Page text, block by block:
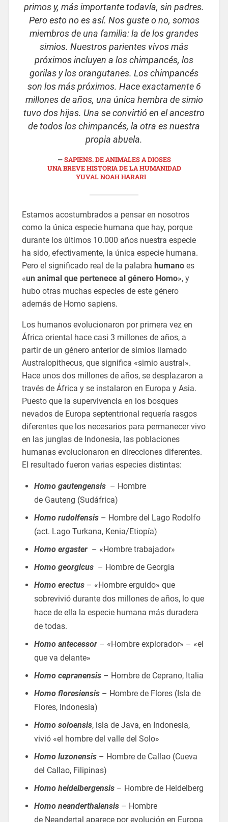
primos y, más importante todavía, sin padres.
Pero esto no es así. Nos guste o no, somos
miembros de una familia: la de los grandes
simios. Nuestros parientes vivos más
próximos incluyen a los chimpancés, los
gorilas y los orangutanes. Los chimpancés
son los más próximos. Hace exactamente 6
millones de años, una única hembra de simio
tuvo dos hijas. Una se convirtió en el ancestro
de todos los chimpancés, la otra es nuestra
propia abuela.
SAPIENS. DE ANIMALES A DIOSES
UNA BREVE HISTORIA DE LA HUMANIDAD
YUVAL NOAH HARARI
Estamos acostumbrados a pensar en nosotros
como la única especie humana que hay, porque
durante los últimos 10.000 años nuestra especie
ha sido, efectivamente, la única especie humana.
Pero el significado real de la palabra humanoes
«un animal que pertenece al género Homo», y
hubo otras muchas especies de este género
además de Homo sapiens.
Los humanos evolucionaron por primera vez en
África oriental hace casi 3 millones de años, a
partir de un género anterior de simios llamado
Australopithecus, que significa «simio austral».
Hace unos dos millones de años, se desplazaron a
través de África y se instalaron en Europa y Asia.
Puesto que la supervivencia en los bosques
nevados de Europa septentrional requería rasgos
diferentes que los necesarios para permanecer vivo
en las junglas de Indonesia, las poblaciones
humanas evolucionaron en direcciones diferentes.
El resultado fueron varias especies distintas:
Homo gautengensis– Hombre
de Gauteng (Sudáfrica)
Homo rudolfensis– Hombre del Lago Rodolfo
(act. Lago Turkana, Kenia/Etiopía)
Homo ergaster– «Hombre trabajador»
Homo georgicus– Hombre de Georgia
Homo erectus– «Hombre erguido» que
sobrevivió durante dos millones de años, lo que
hace de ella la especie humana más duradera
de todas.
Homo antecessor– «Hombre explorador» – «el
que va delante»
Homo cepranensis– Hombre de Ceprano, Italia
Homo floresiensis– Hombre de Flores (Isla de
Flores, Indonesia)
Homo soloensis, isla de Java, en Indonesia,
vivió «el hombre del valle del Solo»
Homo luzonensis– Hombre de Callao (Cueva
del Callao, Filipinas)
Homo heidelbergensis– Hombre de Heidelberg
Homo neanderthalensis– Hombre
de Neandertal aparece por evolución en Europa